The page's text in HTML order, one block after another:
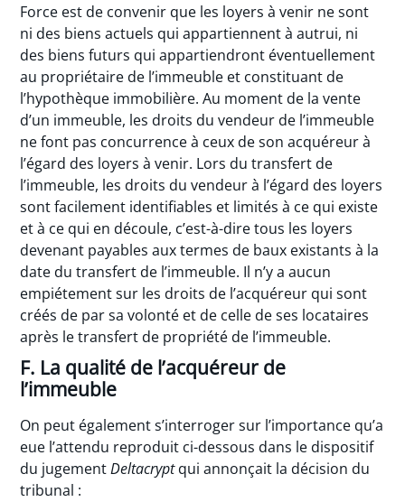
Force est de convenir que les loyers à venir ne sont
ni des biens actuels qui appartiennent à autrui, ni
des biens futurs qui appartiendront éventuellement
au propriétaire de l’immeuble et constituant de
l’hypothèque immobilière. Au moment de la vente
d’un immeuble, les droits du vendeur de l’immeuble
ne font pas concurrence à ceux de son acquéreur à
l’égard des loyers à venir. Lors du transfert de
l’immeuble, les droits du vendeur à l’égard des loyers
sont facilement identifiables et limités à ce qui existe
et à ce qui en découle, c’est-à-dire tous les loyers
devenant payables aux termes de baux existants à la
date du transfert de l’immeuble. Il n’y a aucun
empiétement sur les droits de l’acquéreur qui sont
créés de par sa volonté et de celle de ses locataires
après le transfert de propriété de l’immeuble.
F. La qualité de l’acquéreur de
l’immeuble
On peut également s’interroger sur l’importance qu’a
eue l’attendu reproduit ci-dessous dans le dispositif
du jugementDeltacryptqui annonçait la décision du
tribunal :